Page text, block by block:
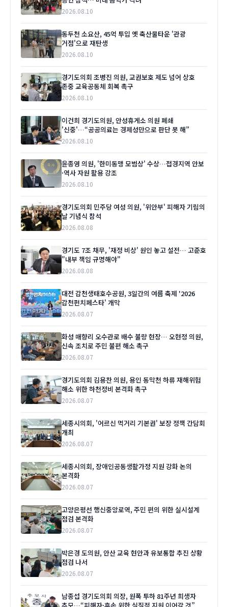
2026.08.10
동두천 소요산, 45억 투입 옛 축산물타운 '관광
거점'으로 재탄생
2026.08.10
경기도의회 조병진 의원, 교권보호 제도 넘어 상호
존중 교육공동체 회복 촉구
2026.08.10
이건희 경기도의원, 안성휴게소 의원 폐쇄
'신중'…“공공의료는 경제성만으로 판단 못 해”
2026.08.10
윤종영 의원, '한미동맹 모범상' 수상…접경지역 안보
·역사 자원 활용 강조
2026.08.10
경기도의회 민주당 여성 의원, '위안부' 피해자 기림의
날 기념식 참석
2026.08.08
경기도 7조 채무, '재정 비상' 원인 놓고 설전… 고준호
"내부 책임 규명해야"
2026.08.08
대전 갑천생태호수공원, 3일간의 여름 축제 '2026
갑천펀치페스타' 개막
2026.08.07
화성 매향리 오수관로 배수 불량 현장… 오현정 의원,
신속 조치로 주민 불편 해소 촉구
2026.08.07
경기도의회 김용찬 의원, 용인 동막천 하류 재해위험
해소 위한 하천정비 본격화 촉구
2026.08.07
세종시의회, '어르신 먹거리 기본권' 보장 정책 간담회
개최
2026.08.07
세종시의회, 장애인공동생활가정 지원 강화 논의
본격화
2026.08.07
고양은평선 행신중앙로역, 주민 편의 위한 실시설계
점검 본격화
2026.08.07
박은경 도의원, 안산 교육 현안과 유보통합 추진 상황
점검 나서
2026.08.07
남종섭 경기도의회 의장, 원폭 투하 81주년 희생자